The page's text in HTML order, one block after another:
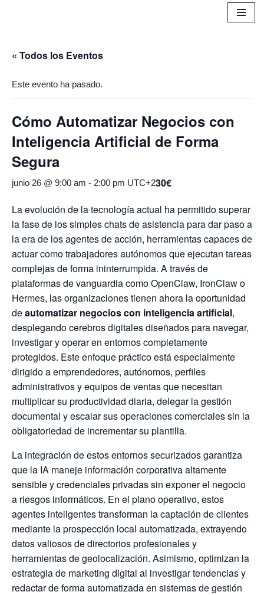
contenido
« Todos los Eventos
Este evento ha pasado.
Cómo Automatizar Negocios con
Inteligencia Artificial de Forma
Segura
junio 26 @ 9:00 am - 2:00 pm UTC+230€
La evolución de la tecnología actual ha permitido superar
la fase de los simples chats de asistencia para dar paso a
la era de los agentes de acción, herramientas capaces de
actuar como trabajadores autónomos que ejecutan tareas
complejas de forma ininterrumpida. A través de
plataformas de vanguardia como OpenClaw, IronClaw o
Hermes, las organizaciones tienen ahora la oportunidad
deautomatizar negocios con inteligencia artificial,
desplegando cerebros digitales diseñados para navegar,
investigar y operar en entornos completamente
protegidos. Este enfoque práctico está especialmente
dirigido a emprendedores, autónomos, perfiles
administrativos y equipos de ventas que necesitan
multiplicar su productividad diaria, delegar la gestión
documental y escalar sus operaciones comerciales sin la
obligatoriedad de incrementar su plantilla.
La integración de estos entornos securizados garantiza
que la IA maneje información corporativa altamente
sensible y credenciales privadas sin exponer el negocio
a riesgos informáticos. En el plano operativo, estos
agentes inteligentes transforman la captación de clientes
mediante la prospección local automatizada, extrayendo
datos valiosos de directorios profesionales y
herramientas de geolocalización. Asimismo, optimizan la
estrategia de marketing digital al investigar tendencias y
redactar de forma automatizada en sistemas de gestión